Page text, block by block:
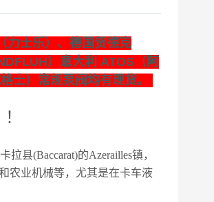
力士乐）、德国贺德克
）意大利 ATOS（阿
士）常规泵阀均有现货。
县(Baccarat)的Azerailles镇，
农业机械等，尤其是在卡车液